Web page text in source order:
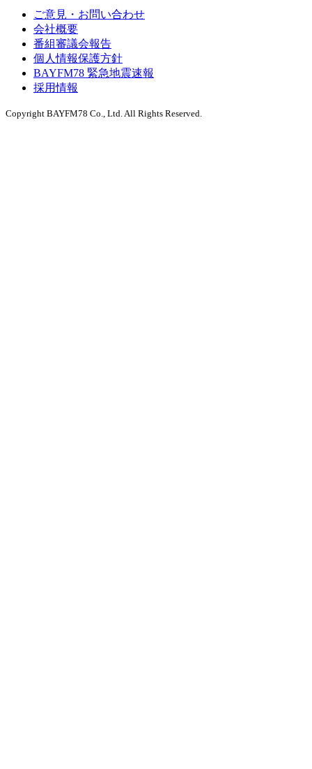
ご意見・お問い合わせ
会社概要
番組審議会報告
個人情報保護方針
BAYFM78 緊急地震速報
採用情報
Copyright BAYFM78 Co., Ltd. All Rights Reserved.